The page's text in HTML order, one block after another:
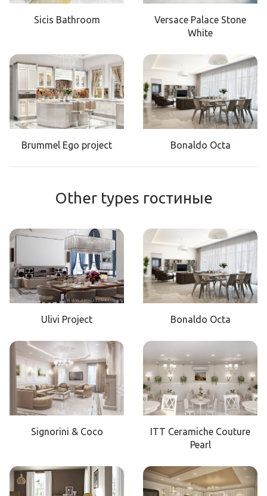
Sicis Bathroom
Versace Palace Stone
White
Brummel Ego project Bonaldo Octa
Other types гостиные
Ulivi Project Bonaldo Octa
Signorini & Coco
ITT Ceramiche Couture
Pearl